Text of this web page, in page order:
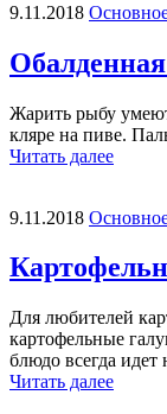
9.11.2018
Жарить рыбу
кляре на пиве.
Читать далее
9.11.2018
Для любителей
картофельные
блюдо всегда идет
Читать далее